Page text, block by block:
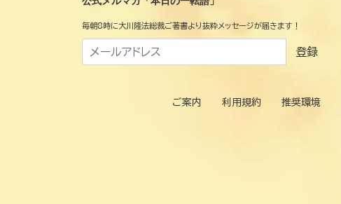
毎朝8時に大川隆法総裁ご著書より抜粋メッセージが届きます！
登録
ご案内 利用規約 推奨環境